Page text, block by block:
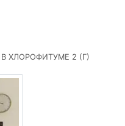
ХЛОРОФИТУМЕ 2 (Г)